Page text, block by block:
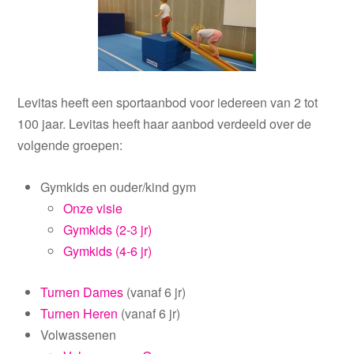
Levitas heeft een sportaanbod voor iedereen van 2 tot
100 jaar. Levitas heeft haar aanbod verdeeld over de
volgende groepen:
Gymkids en ouder/kind gym
Onze visie
Gymkids (2-3 jr)
Gymkids (4-6 jr)
Turnen Dames (vanaf 6 jr)
Turnen Heren (vanaf 6 jr)
Volwassenen